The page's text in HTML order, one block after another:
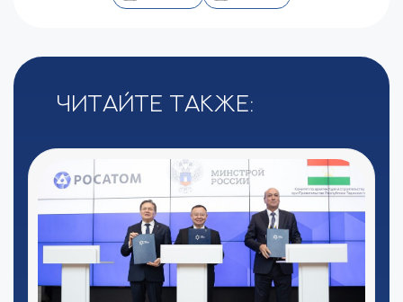
Читайте также: